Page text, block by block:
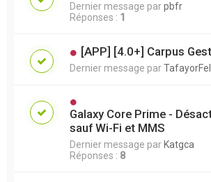
Dernier message parpbfr
Réponses : 1
[APP] [4.0+] Carpus
Dernier message par
Galaxy Core Prime -
sauf Wi-Fi et MMS
Dernier message par Katgca
Réponses : 8